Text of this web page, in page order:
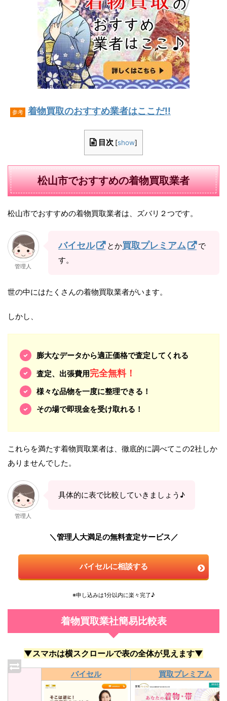
参考 着物買取のおすすめ業者はここだ!!
目次 [show]
松山市でおすすめの着物買取業者
松山市でおすすめの着物買取業者は、ズバリ２つです。
管理人
バイセル とか買取プレミアム
で
す。
世の中にはたくさんの着物買取業者がいます。
しかし、
膨大なデータから適正価格で査定してくれる
査定、出張費用完全無料！
様々な品物を一度に整理できる！
その場で即現金を受け取れる！
これらを満たす着物買取業者は、徹底的に調べてこの2社しか
ありませんでした。
管理人
具体的に表で比較していきましょう♪
＼管理人大満足の無料査定サービス／
バイセルに相談する
※申し込みは1分以内に楽々完了♪
着物買取業社簡易比較表
▼スマホは横スクロールで表の全体が見えます▼
バイセル 買取プレミアム